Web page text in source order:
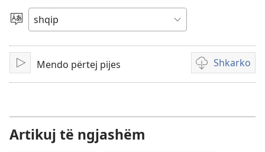
videon
Zgjidh
gjuhën
LuajMendo përtej pijes Shkarko
Mundësi
shkarkimi
Artikuj të ngjashëm